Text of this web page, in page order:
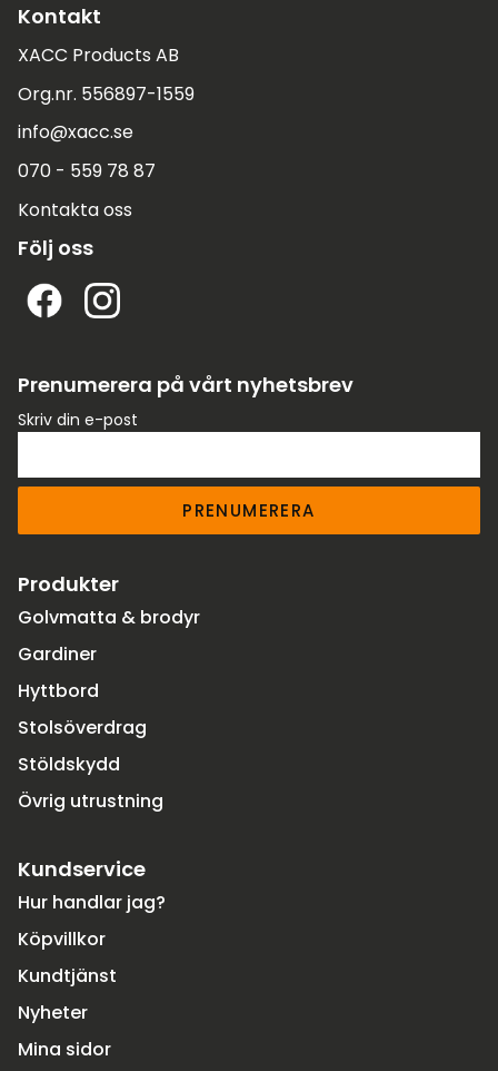
Kontakt
XACC Products AB
Org.nr. 556897-1559
info@xacc.se
070 - 559 78 87
Kontakta oss
Följ oss
Prenumerera på vårt nyhetsbrev
Skriv din e-post
PRENUMERERA
Produkter
Golvmatta & brodyr
Gardiner
Hyttbord
Stolsöverdrag
Stöldskydd
Övrig utrustning
Kundservice
Hur handlar jag?
Köpvillkor
Kundtjänst
Nyheter
Mina sidor